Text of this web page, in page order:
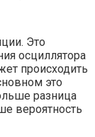
Это
осциллятора
происходить
это
разница
вероятность